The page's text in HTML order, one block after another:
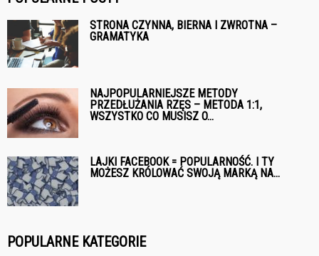
STRONA CZYNNA, BIERNA I ZWROTNA –
GRAMATYKA
NAJPOPULARNIEJSZE METODY
PRZEDŁUŻANIA RZĘS – METODA 1:1,
WSZYSTKO CO MUSISZ O...
LAJKI FACEBOOK = POPULARNOŚĆ. I TY
MOŻESZ KRÓLOWAĆ SWOJĄ MARKĄ NA...
POPULARNE KATEGORIE